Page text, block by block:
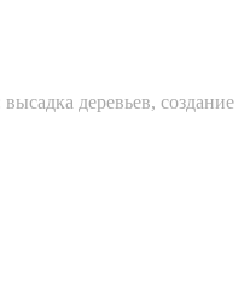
деревьев, создание